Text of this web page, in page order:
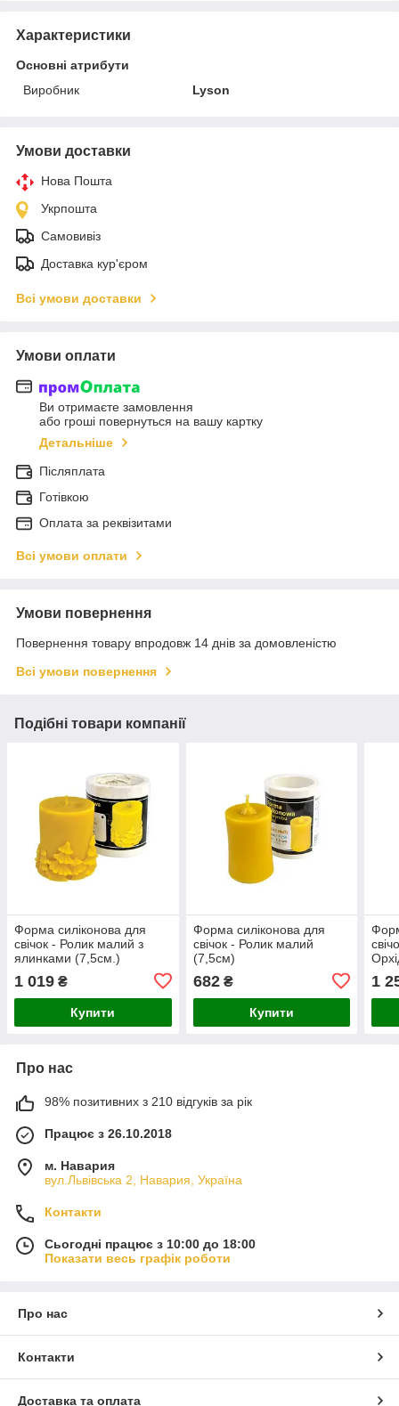
Характеристики
Основні атрибути
Виробник
Lyson
Умови доставки
Нова Пошта
Укрпошта
Самовивіз
Доставка кур'єром
Всі умови доставки
Умови оплати
Ви отримаєте замовлення
або гроші повернуться на вашу картку
Детальніше
Післяплата
Готівкою
Оплата за реквізитами
Всі умови оплати
Умови повернення
Повернення товару впродовж 14 днів за домовленістю
Всі умови повернення
Подібні товари компанії
Форма силіконова для
свічок - Ролик малий з
ялинками (7,5см.)
1 019 ₴
Купити
Форма силіконова для
свічок - Ролик малий
(7,5см)
682₴
Купити
1
Про нас
98% позитивних з 210 відгуків за рік
Працює з 26.10.2018
м. Навария
вул.Львівська 2, Навария, Україна
Контакти
Сьогодні працює з 10:00 до 18:00
Показати весь графік роботи
Про нас
Контакти
Доставка та оплата